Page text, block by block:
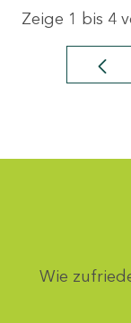
Zeige 1 bis 4
Wie